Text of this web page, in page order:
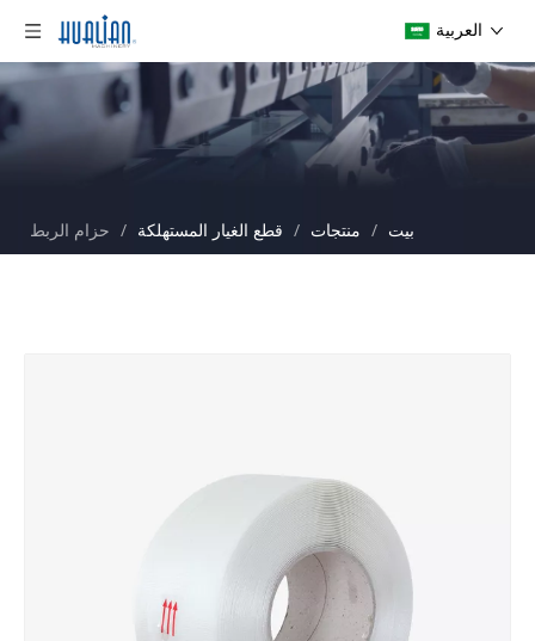
العربية
بيت / منتجات / قطع الغيار المستهلكة / حزام الربط